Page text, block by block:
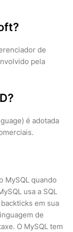
de
pela
é adotada
MySQL quando
usa a SQL
em sua
de
O MySQL tem